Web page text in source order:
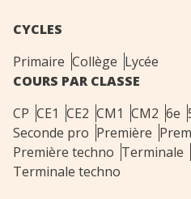
CYCLES
Primaire Collège Lycée
COURS PAR CLASSE
CP CE1 CE2 CM1 CM2 6e
Seconde pro Première
Première techno Terminale
Terminale techno